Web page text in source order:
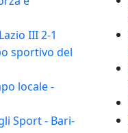
III 2-1
sportivo del
locale -
Sport - Bari-